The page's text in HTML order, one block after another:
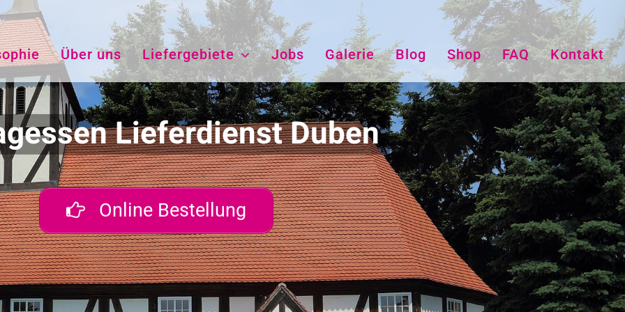
Über uns Liefergebiete Jobs Galerie Blog Shop FAQ Kontakt
Lieferdienst Duben
Online Bestellung